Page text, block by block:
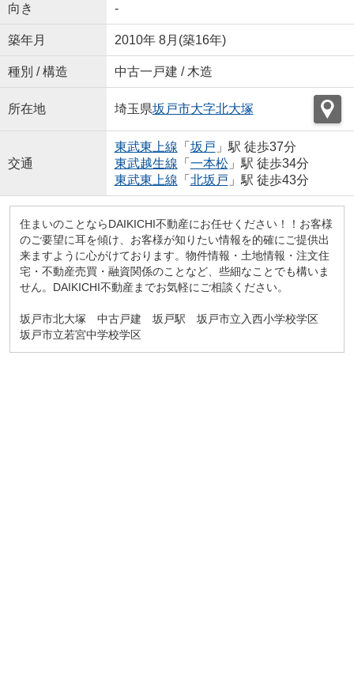
向き -
築年月 2010年 8月(築16年)
種別 / 構造 中古一戸建 / 木造
所在地 埼玉県坂戸市大字北大塚
交通
東武東上線 「 坂戸 」駅 徒歩37分
東武越生線 「 一本松」駅 徒歩34分
東武東上線 「 北坂戸 」駅 徒歩43分
住まいのことならDAIKICHI不動産にお任せください！！お客様
のご要望に耳を傾け、お客様が知りたい情報を的確にご提供出
来ますように心がけております。物件情報・土地情報・注文住
宅・不動産売買・融資関係のことなど、些細なことでも構いま
せん。DAIKICHI不動産までお気軽にご相談ください。
坂戸市北大塚 中古戸建 坂戸駅 坂戸市立入西小学校学区
坂戸市立若宮中学校学区